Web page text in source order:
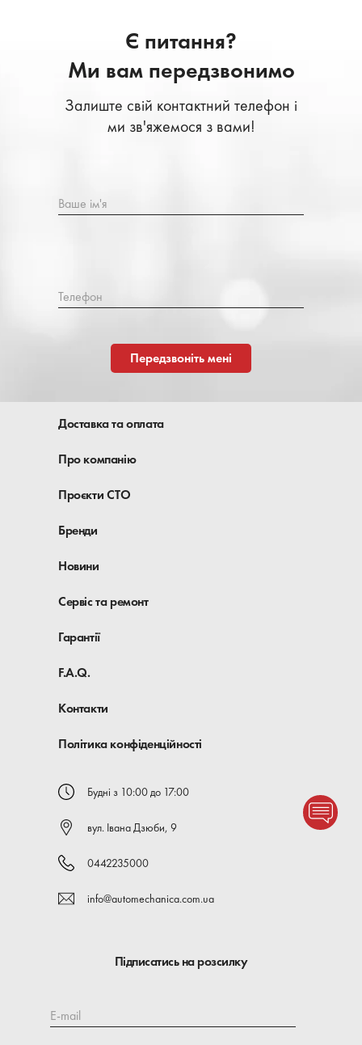
Є питання?
Ми вам передзвонимо
Залиште свій контактний телефон і
ми зв'яжемося з вами!
Ваше ім'я
Телефон
Передзвоніть мені
Доставка та оплата
Про компанію
Проєкти СТО
Бренди
Новини
Сервіс та ремонт
Гарантії
F.A.Q.
Контакти
Політика конфіденційності
Будні з 10:00 до 17:00
вул. Івана Дзюби, 9
0442235000
info@automechanica.com.ua
Підписатись на розсилку
E-mail